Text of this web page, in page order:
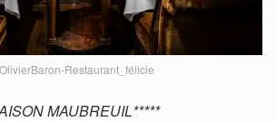
Restaurant_félicie
MAUBREUIL*****